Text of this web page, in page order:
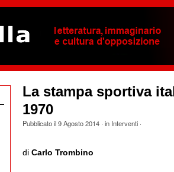
La stampa sportiva
1970
Pubblicato il9 Agosto 2014· in Interventi·
di Carlo Trombino